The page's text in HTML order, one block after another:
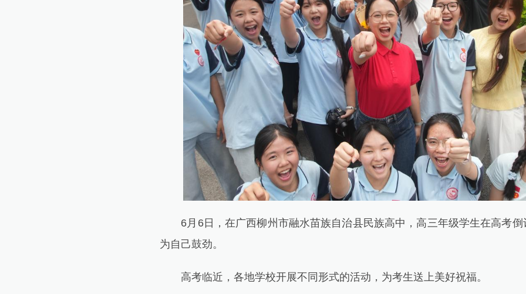
6月6日，在广西柳州市融水苗族自治县民族高中，高三年级学生在高考倒
为自己鼓劲。
高考临近，各地学校开展不同形式的活动，为考生送上美好祝福。